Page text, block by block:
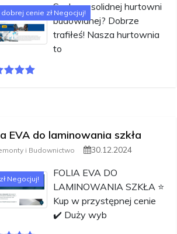
cenie zł Negocjuj!
Szukasz solidnej hurtowni
budowlanej? Dobrze
trafiłeś! Nasza hurtownia
to
EVA do laminowania szkła
i Budownictwo 30.12.2024
Negocjuj!
FOLIA EVA DO
LAMINOWANIA SZKŁA ⭐️
Kup w przystępnej cenie
✔️ Duży wyb